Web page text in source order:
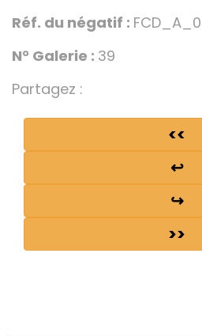
Réf. du négatif :
N° Galerie : 39
Partagez :
<<
↩
↪
>>